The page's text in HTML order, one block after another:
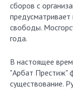
сборов с
свободы.
года.
В настоящее
"Арбат Престиж"
существование.